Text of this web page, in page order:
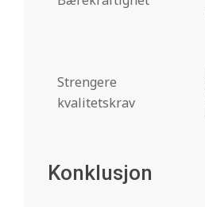
Strengere
kvalitetskrav
Konklusjon